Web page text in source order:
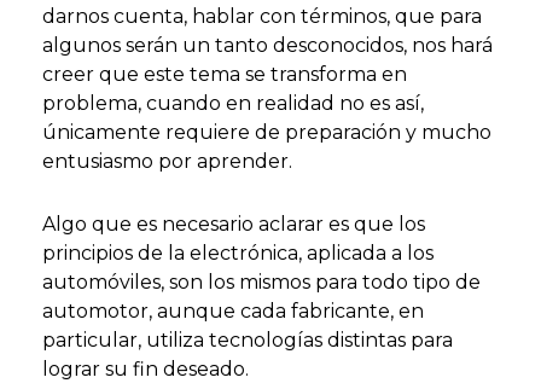
darnos cuenta, hablar con términos, que para
algunos serán un tanto desconocidos, nos hará
creer que este tema se transforma en
problema, cuando en realidad no es así,
únicamente requiere de preparación y mucho
entusiasmo por aprender.
Algo que es necesario aclarar es que los
principios de la electrónica, aplicada a los
automóviles, son los mismos para todo tipo de
automotor, aunque cada fabricante, en
particular, utiliza tecnologías distintas para
lograr su fin deseado.